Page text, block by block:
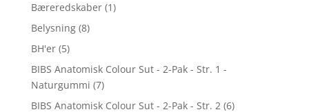
Bæreredskaber (1)
Belysning (8)
BH'er (5)
BIBS Anatomisk Colour Sut - 2-Pak - Str. 1 -
Naturgummi (7)
BIBS Anatomisk Colour Sut - 2-Pak - Str. 2 (6)